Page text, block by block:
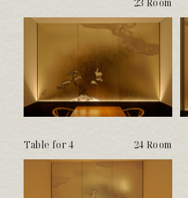
23 Room
Table for 4 24 Room